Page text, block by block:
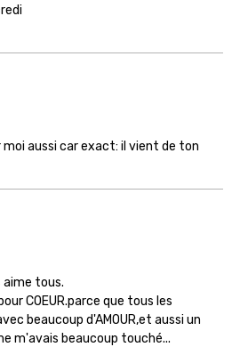
aussi car exact: il vient de ton
aime tous.
COEUR.parce que tous les
beaucoup d'AMOUR,et aussi un
m'avais beaucoup touché...